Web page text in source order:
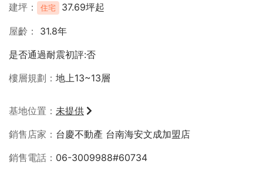
建坪
住宅 37.69坪起
屋齡
31.8年
是否通過耐震初評:否
樓層規劃
地上13~13層
基地位置
未提供
銷售店家
台慶不動產 台南海安文成加盟店
銷售電話
06-3009988#60734